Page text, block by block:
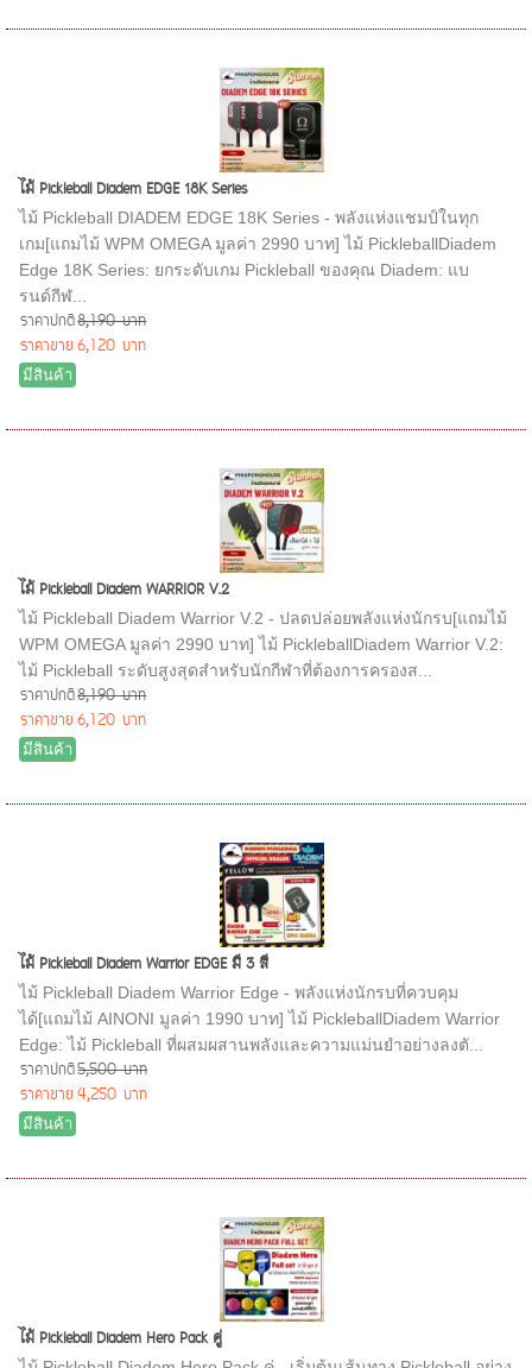
ไม้ Pickleball Diadem EDGE 18K Series
ไม้ Pickleball DIADEM EDGE 18K Series - พลังแห่งแชมป์ในทุก
เกม[แถมไม้ WPM OMEGA มูลค่า 2990 บาท] ไม้ PickleballDiadem
Edge 18K Series: ยกระดับเกม Pickleball ของคุณ Diadem: แบ
รนด์กีฬ...
ราคาปกติ8,190 บาท
ราคาขาย 6,120 บาท
มีสินค้า
ไม้ Pickleball Diadem WARRIOR V.2
ไม้ Pickleball Diadem Warrior V.2 - ปลดปล่อยพลังแห่งนักรบ[แถมไม้
WPM OMEGA มูลค่า 2990 บาท] ไม้ PickleballDiadem Warrior V.2:
ไม้ Pickleball ระดับสูงสุดสำหรับนักกีฬาที่ต้องการครองส...
ราคาปกติ8,190 บาท
ราคาขาย 6,120 บาท
มีสินค้า
ไม้ Pickleball Diadem Warrior EDGE มี 3 สี
ไม้ Pickleball Diadem Warrior Edge - พลังแห่งนักรบที่ควบคุม
ได้[แถมไม้ AINONI มูลค่า 1990 บาท] ไม้ PickleballDiadem Warrior
Edge: ไม้ Pickleball ที่ผสมผสานพลังและความแม่นยำอย่างลงตั...
ราคาปกติ5,500 บาท
ราคาขาย 4,250 บาท
มีสินค้า
ไม้ Pickleball Diadem Hero Pack คู่